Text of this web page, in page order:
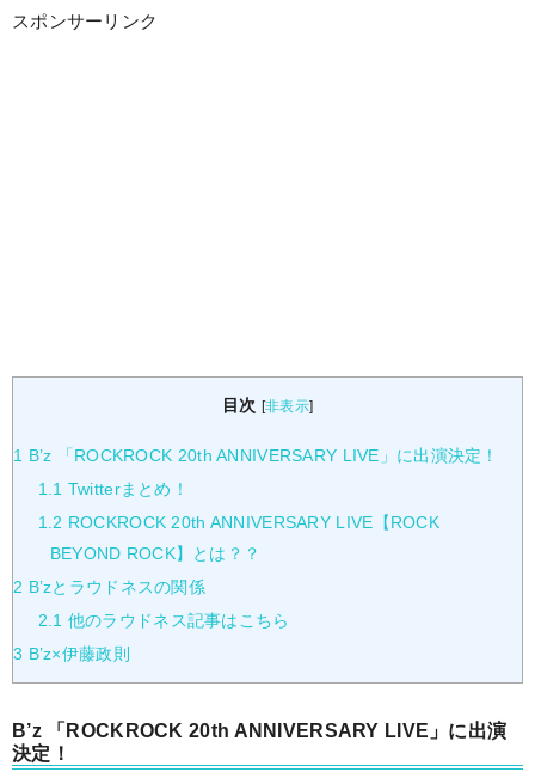
スポンサーリンク
目次 [非表示]
1
B’z 「ROCKROCK 20th ANNIVERSARY LIVE」に出演決定！
1.1 Twitterまとめ！
1.2 ROCKROCK 20th ANNIVERSARY LIVE【ROCK
BEYOND ROCK】とは？？
2 B’zとラウドネスの関係
2.1 他のラウドネス記事はこちら
3 B’z×伊藤政則
B’z 「ROCKROCK 20th ANNIVERSARY LIVE」に出演
決定！